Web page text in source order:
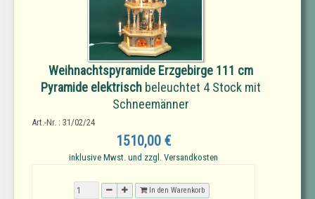
Weihnachtspyramide Erzgebirge 111 cm
Pyramide elektrischbeleuchtet 4 Stock mit
Schneemänner
Art.-Nr. : 31/02/24
1510,00 €
inklusive Mwst. und zzgl. Versandkosten
In den Warenkorb